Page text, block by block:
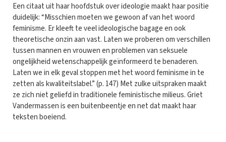
Een citaat uit haar hoofdstuk over ideologie maakt haar positie
duidelijk: “Misschien moeten we gewoon af van het woord
feminisme. Er kleeft te veel ideologische bagage en ook
theoretische onzin aan vast. Laten we proberen om verschillen
tussen mannen en vrouwen en problemen van seksuele
ongelijkheid wetenschappelijk geïnformeerd te benaderen.
Laten we in elk geval stoppen met het woord feminisme in te
zetten als kwaliteitslabel.” (p. 147) Met zulke uitspraken maakt
ze zich niet geliefd in traditionele feministische milieus. Griet
Vandermassen is een buitenbeentje en net dat maakt haar
teksten boeiend.